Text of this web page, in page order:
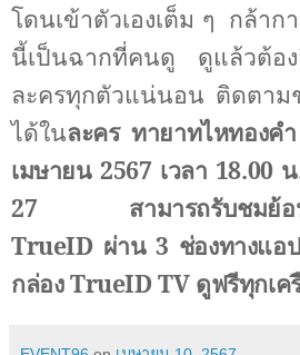
โดนเข้าตัวเองเต็ม ๆ กล้าก
นี้เป็นฉากที่คนดู ดูแล้วต้อ
ละครทุกตัวแน่นอน ติดตา
ได้ในละคร ทายาทไหทอง
เมษายน 2567 เวลา 18.00
27
สามารถรับชมย้
TrueID ผ่าน 3 ช่องทางแอ
กล่องTrueID TV ดูฟรีทุกเค